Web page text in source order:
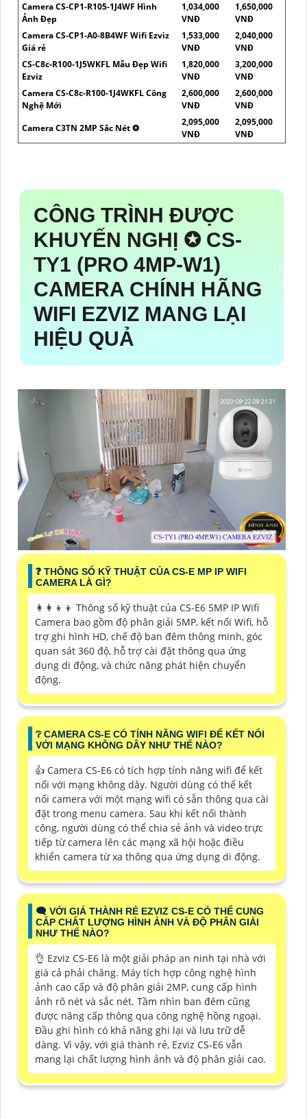
Camera CS-CP1-R105-1J4WF Hình
Ảnh Đẹp
1,034,000
VNĐ
1,650,000
VNĐ
Camera CS-CP1-A0-8B4WF Wifi Ezviz
Giá rẻ
1,533,000
VNĐ
2,040,000
VNĐ
CS-C8c-R100-1J5WKFL Mẫu Đẹp Wifi
Ezviz
1,820,000
VNĐ
3,200,000
VNĐ
Camera CS-C8c-R100-1J4WKFL Công
Nghệ Mới
2,600,000
VNĐ
2,600,000
VNĐ
Camera C3TN 2MP Sắc Nét ❂
2,095,000
VNĐ
2,095,000
VNĐ
CÔNG TRÌNH ĐƯỢC
KHUYẾN NGHỊ ✪ CS-
TY1 (PRO 4MP-W1)
CAMERA CHÍNH HÃNG
WIFI EZVIZ MANG LẠI
HIỆU QUẢ
❓ THÔNG SỐ KỸ THUẬT CỦA CS-E MP IP WIFI
CAMERA LÀ GÌ?
👩‍👩‍👦‍👦 Thông số kỹ thuật của CS-E6 5MP IP Wifi
Camera bao gồm độ phân giải 5MP, kết nối Wifi, hỗ
trợ ghi hình HD, chế độ ban đêm thông minh, góc
quan sát 360 độ, hỗ trợ cài đặt thông qua ứng
dụng di động, và chức năng phát hiện chuyển
động.
❔ CAMERA CS-E CÓ TÍNH NĂNG WIFI ĐỂ KẾT NỐI
VỚI MẠNG KHÔNG DÂY NHƯ THẾ NÀO?
👍 Camera CS-E6 có tích hợp tính năng wifi để kết
nối với mạng không dây. Người dùng có thể kết
nối camera với một mạng wifi có sẵn thông qua cài
đặt trong menu camera. Sau khi kết nối thành
công, người dùng có thể chia sẻ ảnh và video trực
tiếp từ camera lên các mạng xã hội hoặc điều
khiển camera từ xa thông qua ứng dụng di động.
🗨️ VỚI GIÁ THÀNH RẺ EZVIZ CS-E CÓ THỂ CUNG
CẤP CHẤT LƯỢNG HÌNH ẢNH VÀ ĐỘ PHÂN GIẢI
NHƯ THẾ NÀO?
👌 Ezviz CS-E6 là một giải pháp an ninh tại nhà với
giá cả phải chăng. Máy tích hợp công nghệ hình
ảnh cao cấp và độ phân giải 2MP, cung cấp hình
ảnh rõ nét và sắc nét. Tầm nhìn ban đêm cũng
được nâng cấp thông qua công nghệ hồng ngoại.
Đầu ghi hình có khả năng ghi lại và lưu trữ dễ
dàng. Vì vậy, với giá thành rẻ, Ezviz CS-E6 vẫn
mang lại chất lượng hình ảnh và độ phân giải cao.